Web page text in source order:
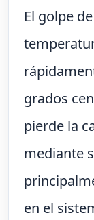
El golpe
grados
pierde la
mediante
en el